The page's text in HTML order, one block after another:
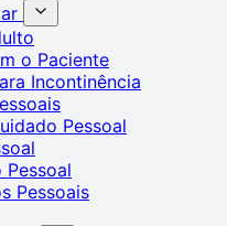
o Paciente
Incontinência
Pessoal
Pessoal
Pessoais